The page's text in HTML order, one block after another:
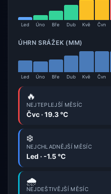
Led Úno Bře Dub Kvě Čvn
ÚHRN SRÁŽEK (MM)
Led Úno Bře Dub Kvě Čvn
🔥
NEJTEPLEJŠÍ MĚSÍC
Čvc · 19.3 °C
❄️
NEJCHLADNĚJŠÍ MĚSÍC
Led · -1.5 °C
🌧️
NEJDEŠTIVĚJŠÍ MĚSÍC